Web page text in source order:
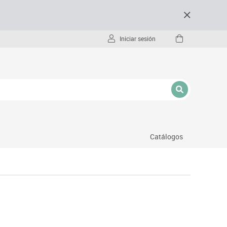
Iniciar sesión
Catálogos